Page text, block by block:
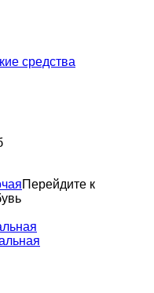
средства
Перейдите к